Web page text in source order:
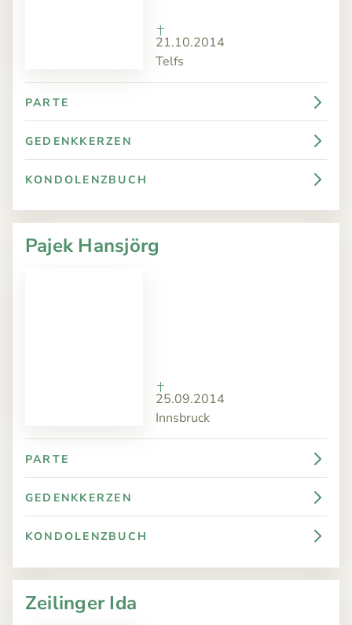
21.10.2014
Telfs
PARTE
GEDENKKERZEN
KONDOLENZBUCH
Pajek Hansjörg
25.09.2014
Innsbruck
PARTE
GEDENKKERZEN
KONDOLENZBUCH
Zeilinger Ida